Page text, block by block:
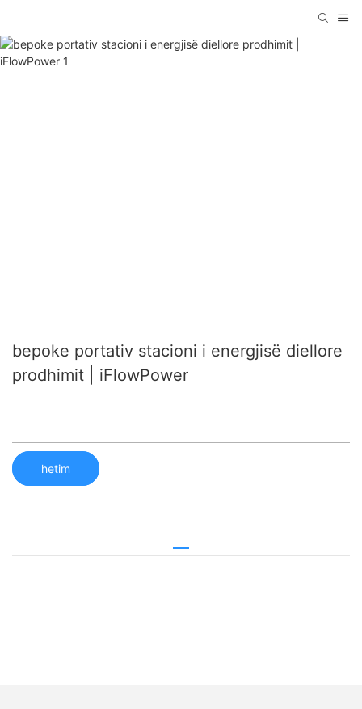
bepoke portativ stacioni i energjisë diellore
prodhimit | iFlowPower
hetim